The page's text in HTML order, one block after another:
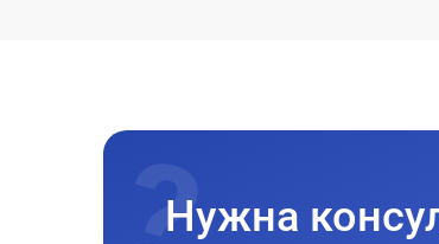
Нужна